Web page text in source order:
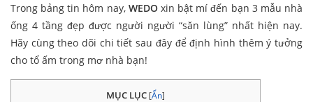
Trong bảng tin hôm nay, WEDOxin bật mí đến bạn 3 mẫu nhà
ống 4 tầng đẹp được người người “săn lùng” nhất hiện nay.
Hãy cùng theo dõi chi tiết sau đây để định hình thêm ý tưởng
cho tổ ấm trong mơ nhà bạn!
MỤC LỤC [Ẩn]